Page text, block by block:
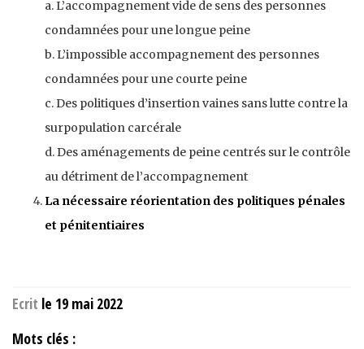
a. L’accompagnement vide de sens des personnes
condamnées pour une longue peine
b. L’impossible accompagnement des personnes
condamnées pour une courte peine
c. Des politiques d’insertion vaines sans lutte contre la
surpopulation carcérale
d. Des aménagements de peine centrés sur le contrôle
au détriment de l’accompagnement
La nécessaire réorientation des politiques pénales
et pénitentiaires
Ecrit le 19 mai 2022
Mots clés :